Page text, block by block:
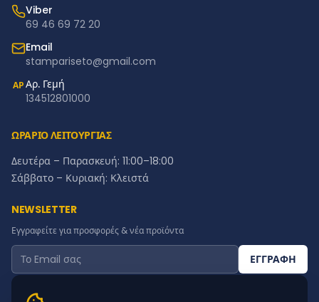
Viber
69 46 69 72 20
Email
stampariseto@gmail.com
ΑΡΑρ. Γεμή
134512801000
ΩΡΑΡΙΟ ΛΕΙΤΟΥΡΓΙΑΣ
Δευτέρα – Παρασκευή: 11:00–18:00
Σάββατο – Κυριακή: Κλειστά
NEWSLETTER
Εγγραφείτε για προσφορές & νέα προϊόντα
ΕΓΓΡΑΦΗ